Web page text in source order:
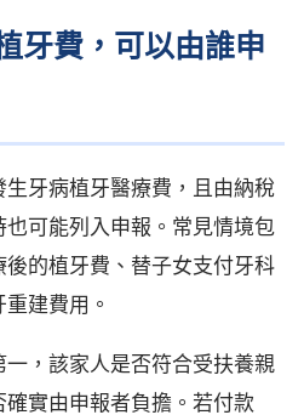
牙費，可以由誰申
牙病植牙醫療費，且由納稅
可能列入申報。常見情境包
的植牙費、替子女支付牙科
建費用。
，該家人是否符合受扶養親
實由申報者負擔。若付款